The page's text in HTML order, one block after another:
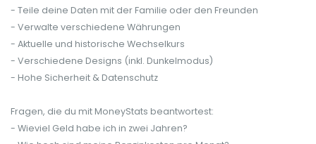
- Teile deine Daten mit der Familie oder den Freunden
- Verwalte verschiedene Währungen
- Aktuelle und historische Wechselkurs
- Verschiedene Designs (inkl. Dunkelmodus)
- Hohe Sicherheit & Datenschutz
Fragen, die du mit MoneyStats beantwortest:
- Wieviel Geld habe ich in zwei Jahren?